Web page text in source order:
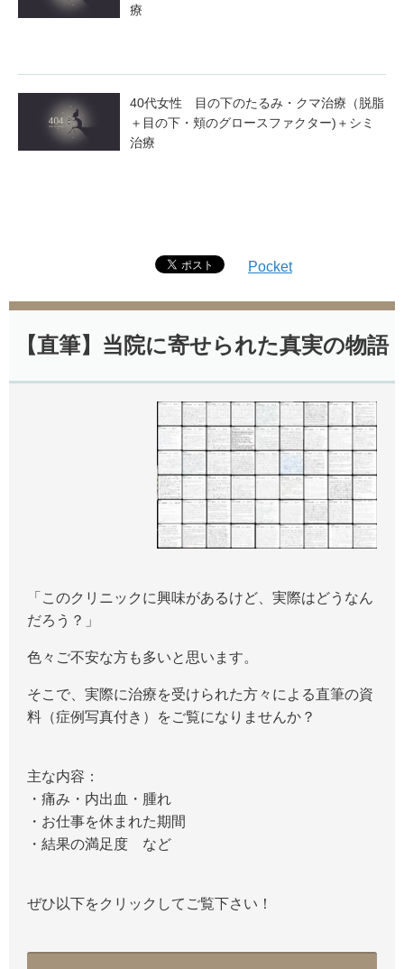
療
40代女性 目の下のたるみ・クマ治療（脱脂
＋目の下・頬のグロースファクター)＋シミ
治療
Pocket
【直筆】当院に寄せられた真実の物語
「このクリニックに興味があるけど、実際はどうなん
だろう？」
色々ご不安な方も多いと思います。
そこで、実際に治療を受けられた方々による直筆の資
料（症例写真付き）をご覧になりませんか？
主な内容：
・痛み・内出血・腫れ
・お仕事を休まれた期間
・結果の満足度 など
ぜひ以下をクリックしてご覧下さい！